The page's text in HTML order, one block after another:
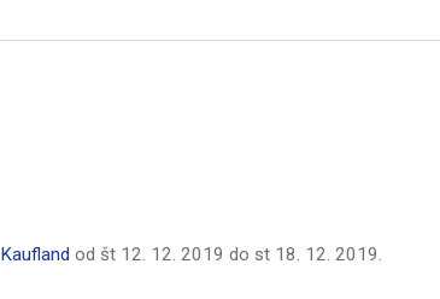
Kaufland od št 12. 12. 2019 do st 18. 12. 2019.